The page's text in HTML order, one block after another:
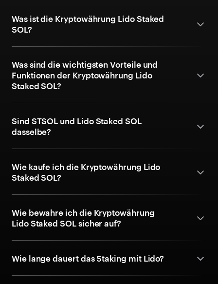
Was ist die Kryptowährung Lido Staked
SOL?
Was sind die wichtigsten Vorteile und
Funktionen der Kryptowährung Lido
Staked SOL?
Sind STSOL und Lido Staked SOL
dasselbe?
Wie kaufe ich die Kryptowährung Lido
Staked SOL?
Wie bewahre ich die Kryptowährung
Lido Staked SOL sicher auf?
Wie lange dauert das Staking mit Lido?